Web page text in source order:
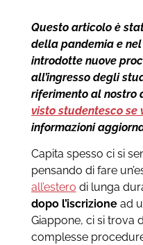
Questo articolo è
della pandemia e
introdotte nuove
all’ingresso degli
riferimento al nostro
visto studentesco se
informazioni
Capita spesso ci si
pensando di fare
all’estero di lunga
dopo l’iscrizionead
Giappone, ci si trova
complesse